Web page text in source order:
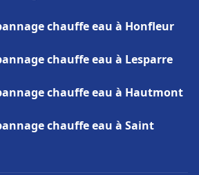
chauffe eau à Honfleur
chauffe eau à Lesparre
chauffe eau à Hautmont
chauffe eau à Saint